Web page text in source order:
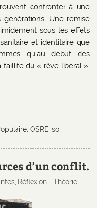
confronter à une
générations. Une remise
sous les effets
et identitaire que
qu’au début des
faillite du « rêve libéral ».
,OSRE ,so
d’un conflit.
Réflexion - Théorie